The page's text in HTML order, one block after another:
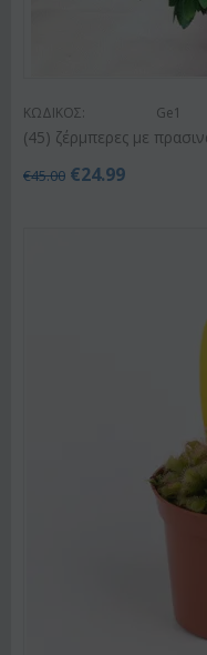
ΚΩΔΙΚΟΣ: Ge1
(45) ζέρμπερες με
€45.00 €24.99